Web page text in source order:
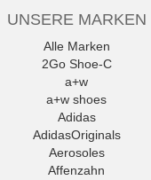
UNSERE MARKEN
Alle Marken
2Go Shoe-C
a+w
a+w shoes
Adidas
AdidasOriginals
Aerosoles
Affenzahn